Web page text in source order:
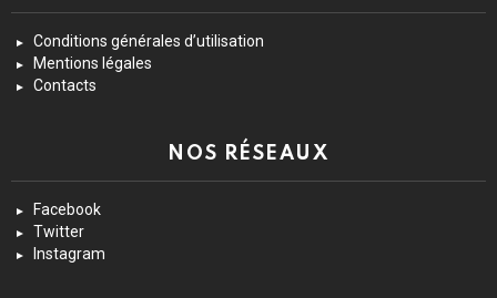
Conditions générales d’utilisation
Mentions légales
Contacts
NOS RÉSEAUX
Facebook
Twitter
Instagram